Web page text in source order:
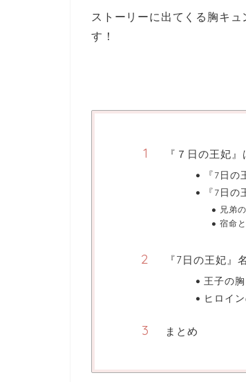
ストーリーに出てくる胸キ
す！
『７日の王妃
『7日
『7日
兄弟
宿命
『7日の王妃』
王子の
ヒロイ
まとめ